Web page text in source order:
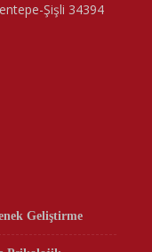
Şişli 34394
Geliştirme